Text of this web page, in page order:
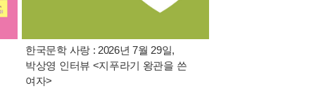
한국문학 사랑 : 2026년 7월 29일,
박상영 인터뷰 <지푸라기 왕관을 쓴
여자>